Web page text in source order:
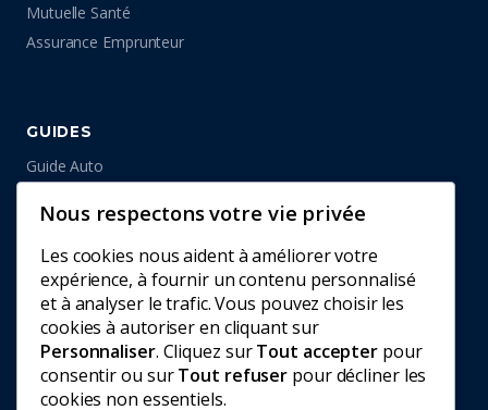
Mutuelle Santé
Assurance Emprunteur
GUIDES
Guide Auto
Guide Santé
Guide Emprunteur
INFORMATIONS
Contact
Nous respectons votre vie privée
Les cookies nous aident à améliorer votre
expérience, à fournir un contenu personnalisé
et à analyser le trafic. Vous pouvez choisir les
cookies à autoriser en cliquant sur
Personnaliser. Cliquez surTout accepter pour
consentir ou surTout refuser pour décliner les
cookies non essentiels.